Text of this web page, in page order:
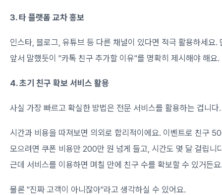
3. 타 플랫폼 교차 홍보
인스타, 블로그, 유튜브 등 다른 채널이 있다면 적극 활용하세요.
앞서 말했듯이 "카톡 친구 추가할 이유"를 명확히 제시해야 해요.
4. 초기 친구 확보 서비스 활용
사실 가장 빠르고 확실한 방법은 전문 서비스를 활용하는 겁니다.
시간과 비용을 따져보면 의외로 합리적이에요. 이벤트로 친구
모으려면 쿠폰 비용만 200만 원 넘게 들고, 시간도 몇 달 걸립니
근데 서비스를 이용하면 며칠 만에 친구 수를 확보할 수 있거든
물론 "진짜 고객이 아니잖아"라고 생각하실 수 있어요.